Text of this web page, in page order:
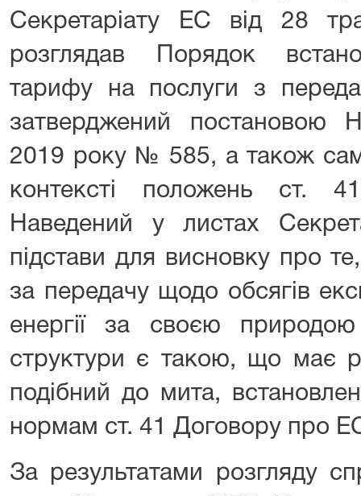
Секретаріату ЕС від 28
розглядав Порядок
тарифу на послуги з
затверджений постановою
2019 року № 585, а також
контексті положень ст.
Наведений у листах
підстави для висновку про
за передачу щодо обсягів
енергії за своєю
структури є такою, що має
подібний до мита,
нормам ст. 41 Договору про
За результатами розгляду